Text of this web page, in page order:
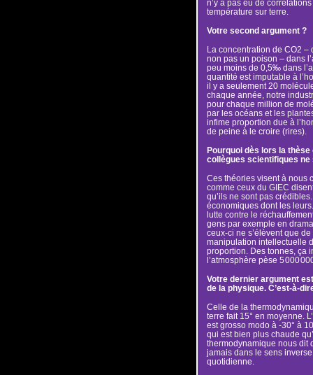
n’y a pas eu de
température sur terre.
Votre second argument ?
La concentration de CO2 –
non pas un poison – dans
peu moins de 0,5‰ dans
quantité est imputable à
il y a seulement 20
chaque année, notre
pour chaque million de
par les océans et les
infime proportion due à
de peine à le croire (rires).
Pourquoi dès lors la
collègues scientifiques
Ces théories visent à nous
comme ceux du GIEC
qu’ils ne sont pas
économiques dont les
lutte contre le
gens par exemple en
ceux-ci ne s’élèvent que
manipulation intellectuelle
proportion. Des tonnes, ça
l’atmosphère pèse 5 000
Votre dernier argument
de la physique. C’est-à-
Celle de la
terre fait 15° en moyenne.
est grosso modo à -30° à
qui est bien plus chaude
thermodynamique nous dit
jamais dans le sens
quotidienne.